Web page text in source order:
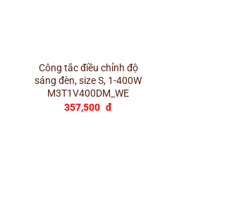
Công tắc điều chỉnh độ
sáng đèn, size S, 1-400W
M3T1V400DM_WE
357,500 đ